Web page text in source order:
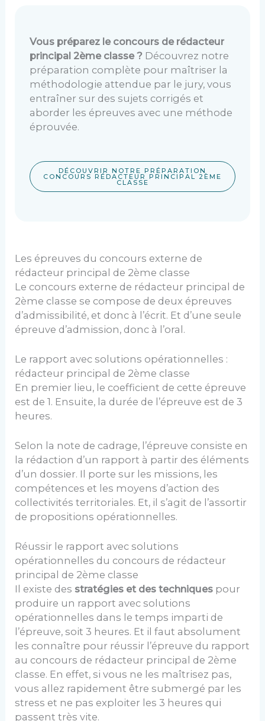
Vous préparez le concours de rédacteur
principal 2ème classe ?Découvrez notre
préparation complète pour maîtriser la
méthodologie attendue par le jury, vous
entraîner sur des sujets corrigés et
aborder les épreuves avec une méthode
éprouvée.
DÉCOUVRIR NOTRE PRÉPARATION
CONCOURS RÉDACTEUR PRINCIPAL 2ÈME
CLASSE
Les épreuves du concours externe de
rédacteur principal de 2ème classe
Le concours externe de rédacteur principal de
2ème classe se compose de deux épreuves
d’admissibilité, et donc à l’écrit. Et d’une seule
épreuve d’admission, donc à l’oral.
Le rapport avec solutions opérationnelles :
rédacteur principal de 2ème classe
En premier lieu, le coefficient de cette épreuve
est de 1. Ensuite, la durée de l’épreuve est de 3
heures.
Selon la note de cadrage, l’épreuve consiste en
la rédaction d’un rapport à partir des éléments
d’un dossier. Il porte sur les missions, les
compétences et les moyens d’action des
collectivités territoriales. Et, il s’agit de l’assortir
de propositions opérationnelles.
Réussir le rapport avec solutions
opérationnelles du concours de rédacteur
principal de 2ème classe
Il existe des stratégies et des techniques pour
produire un rapport avec solutions
opérationnelles dans le temps imparti de
l’épreuve, soit 3 heures. Et il faut absolument
les connaître pour réussir l’épreuve du rapport
au concours de rédacteur principal de 2ème
classe. En effet, si vous ne les maîtrisez pas,
vous allez rapidement être submergé par les
stress et ne pas exploiter les 3 heures qui
passent très vite.